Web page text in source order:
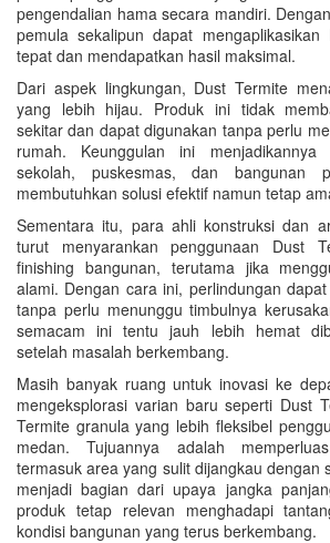
pengendalian hama secara mandiri.
pemula sekalipun dapat
tepat dan mendapatkan hasil maksimal.
Dari aspek lingkungan, Dust Termite
yang lebih hijau. Produk ini tidak
sekitar dan dapat digunakan tanpa perlu
rumah. Keunggulan ini
sekolah, puskesmas, dan bangunan
membutuhkan solusi efektif namun tetap
Sementara itu, para ahli konstruksi dan
turut menyarankan penggunaan Dust
finishing bangunan, terutama jika
alami. Dengan cara ini, perlindungan
tanpa perlu menunggu timbulnya
semacam ini tentu jauh lebih hemat
setelah masalah berkembang.
Masih banyak ruang untuk inovasi ke
mengeksplorasi varian baru seperti Dust
Termite granula yang lebih fleksibel
medan. Tujuannya adalah
termasuk area yang sulit dijangkau dengan
menjadi bagian dari upaya jangka
produk tetap relevan menghadapi
kondisi bangunan yang terus berkembang.